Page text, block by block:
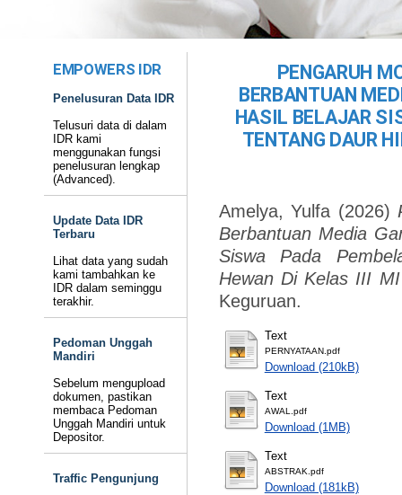
EMPOWERS IDR
Penelusuran Data IDR
Telusuri data di dalam
IDR kami
menggunakan fungsi
penelusuran lengkap
(Advanced).
Update Data IDR
Terbaru
Lihat data yang sudah
kami tambahkan ke
IDR dalam seminggu
terakhir.
Pedoman Unggah
Mandiri
Sebelum mengupload
dokumen, pastikan
membaca Pedoman
Unggah Mandiri untuk
Depositor.
Traffic Pengunjung
PENGARUH
BERBANTUAN
HASIL BELAJAR
TENTANG DAUR
Amelya, Yulfa (2026)
Berbantuan Media
Siswa Pada
Hewan Di Kelas III
Keguruan.
Text
PERNYATAAN.pdf
Download (210kB)
Text
AWAL.pdf
Download (1MB)
Text
ABSTRAK.pdf
Download (181kB)